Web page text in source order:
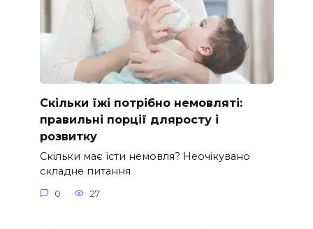
Скільки їжі потрібно немовляті:
правильні порції дляросту і
розвитку
Скільки має їсти немовля? Неочікувано
складне питання
0 27